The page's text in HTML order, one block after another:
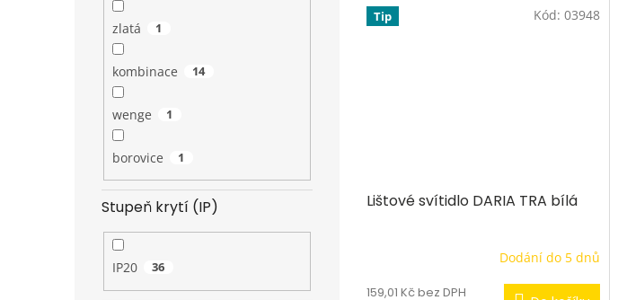
zlatá 1
kombinace 14
wenge 1
borovice 1
Stupeň krytí (IP)
IP20 36
Tip
Lištové svítidlo DARIA TRA bílá
Dodání do 5 dnů
159,01 Kč bez DPH
Kód: 03948